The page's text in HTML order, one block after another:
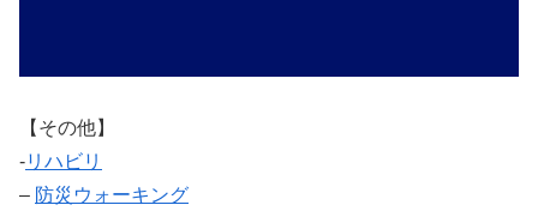
【その他】
‐リハビリ
– 防災ウォーキング